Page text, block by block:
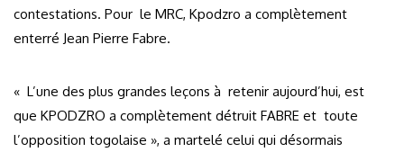
contestations. Pour le MRC, Kpodzro a complètement
enterré Jean Pierre Fabre.
« L’une des plus grandes leçons à retenir aujourd’hui, est
que KPODZRO a complètement détruit FABRE et toute
l’opposition togolaise », a martelé celui qui désormais